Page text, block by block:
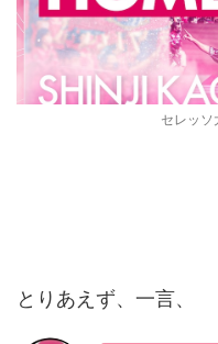
セレッソ
とりあえず、一言、